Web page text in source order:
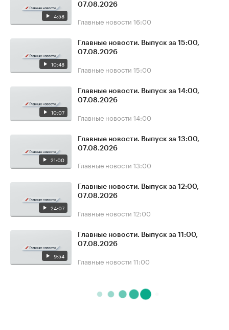
4:58
07.08.2026
Главные новости 16:00
10:48
Главные новости. Выпуск за 15:00,
07.08.2026
Главные новости 15:00
10:07
Главные новости. Выпуск за 14:00,
07.08.2026
Главные новости 14:00
21:00
Главные новости. Выпуск за 13:00,
07.08.2026
Главные новости 13:00
24:07
Главные новости. Выпуск за 12:00,
07.08.2026
Главные новости 12:00
9:54
Главные новости. Выпуск за 11:00,
07.08.2026
Главные новости 11:00